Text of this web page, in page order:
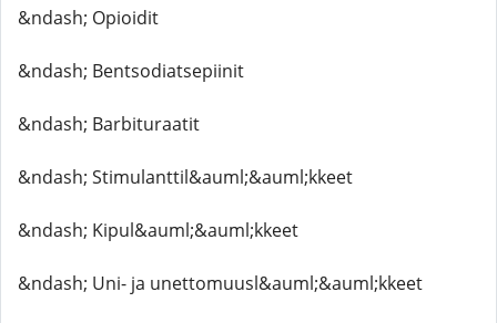
&ndash; Opioidit
&ndash; Bentsodiatsepiinit
&ndash; Barbituraatit
&ndash; Stimulanttil&auml;&auml;kkeet
&ndash; Kipul&auml;&auml;kkeet
&ndash; Uni- ja unettomuusl&auml;&auml;kkeet